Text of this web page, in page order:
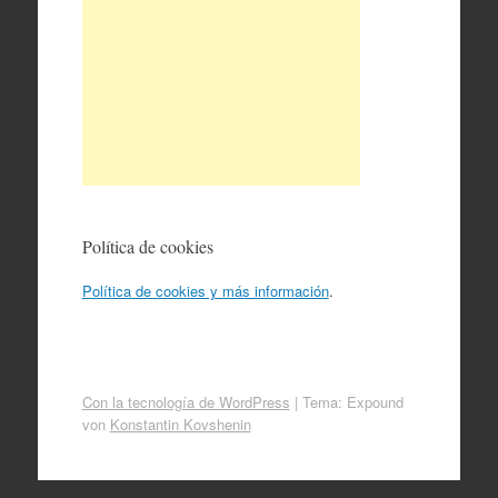
Política de cookies
Política de cookies y más información.
Con la tecnología de WordPress | Tema: Expound
von Konstantin Kovshenin